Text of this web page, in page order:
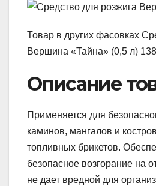
Товар в других фасовках
Вершина «Тайна» (0,5 л)
Описание
Применяется для
каминов, мангалов и
топливных брикетов.
безопасное возгорание на
не дает вредной для